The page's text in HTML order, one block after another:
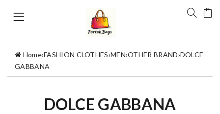
Home›FASHION CLOTHES›MEN›OTHER BRAND›DOLCE
GABBANA
DOLCE GABBANA